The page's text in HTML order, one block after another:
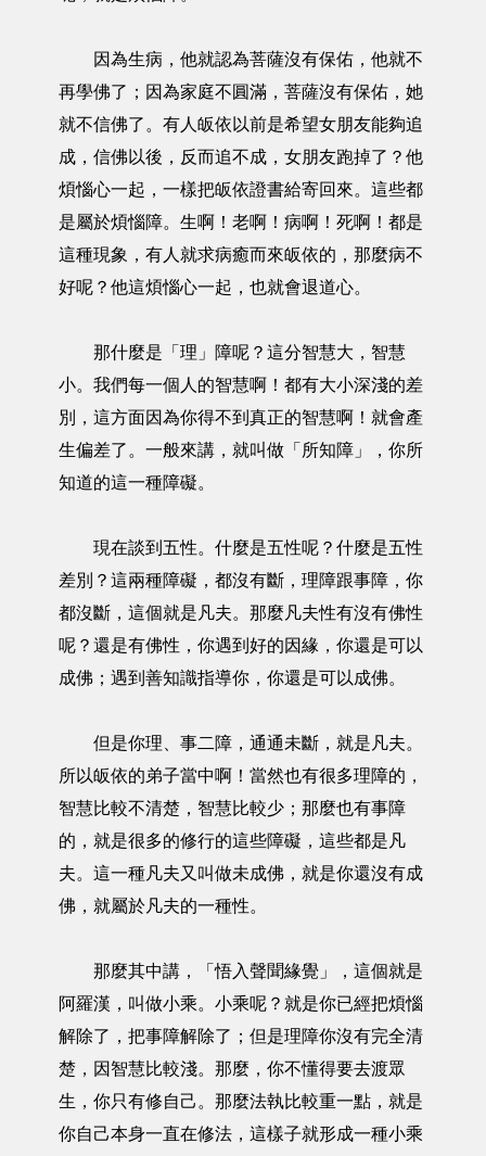
因為生病，他就認為菩薩沒有保佑，他就不
再學佛了；因為家庭不圓滿，菩薩沒有保佑，她
就不信佛了。有人皈依以前是希望女朋友能夠追
成，信佛以後，反而追不成，女朋友跑掉了？他
煩惱心一起，一樣把皈依證書給寄回來。這些都
是屬於煩惱障。生啊！老啊！病啊！死啊！都是
這種現象，有人就求病癒而來皈依的，那麼病不
好呢？他這煩惱心一起，也就會退道心。
那什麼是「理」障呢？這分智慧大，智慧
小。我們每一個人的智慧啊！都有大小深淺的差
別，這方面因為你得不到真正的智慧啊！就會產
生偏差了。一般來講，就叫做「所知障」，你所
知道的這一種障礙。
現在談到五性。什麼是五性呢？什麼是五性
差別？這兩種障礙，都沒有斷，理障跟事障，你
都沒斷，這個就是凡夫。那麼凡夫性有沒有佛性
呢？還是有佛性，你遇到好的因緣，你還是可以
成佛；遇到善知識指導你，你還是可以成佛。
但是你理、事二障，通通未斷，就是凡夫。
所以皈依的弟子當中啊！當然也有很多理障的，
智慧比較不清楚，智慧比較少；那麼也有事障
的，就是很多的修行的這些障礙，這些都是凡
夫。這一種凡夫又叫做未成佛，就是你還沒有成
佛，就屬於凡夫的一種性。
那麼其中講，「悟入聲聞緣覺」，這個就是
阿羅漢，叫做小乘。小乘呢？就是你已經把煩惱
解除了，把事障解除了；但是理障你沒有完全清
楚，因智慧比較淺。那麼，你不懂得要去渡眾
生，你只有修自己。那麼法執比較重一點，就是
你自己本身一直在修法，這樣子就形成一種小乘